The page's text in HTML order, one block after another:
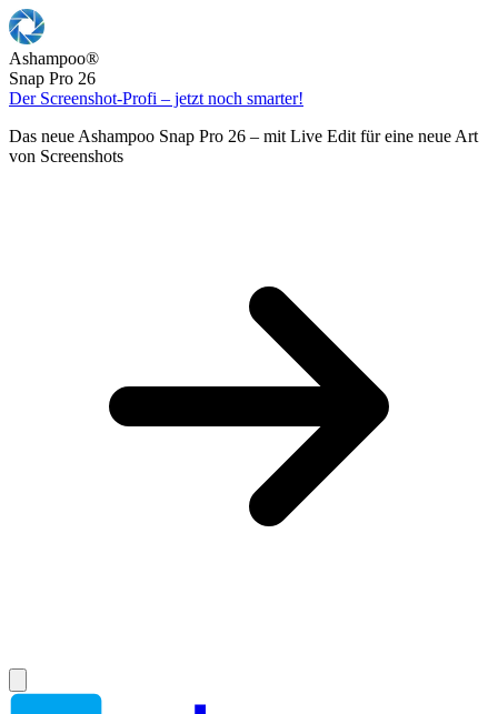
Ashampoo®
Snap Pro 26
Der Screenshot-Profi – jetzt noch smarter!
Das neue Ashampoo Snap Pro 26 – mit Live Edit für eine neue Art
von Screenshots